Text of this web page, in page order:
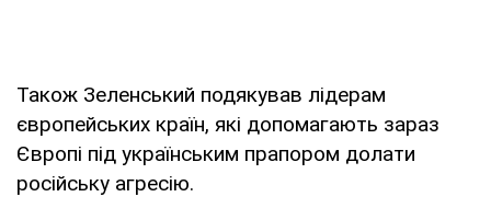
Також Зеленський подякував лідерам
європейських країн, які допомагають зараз
Європі під українським прапором долати
російську агресію.